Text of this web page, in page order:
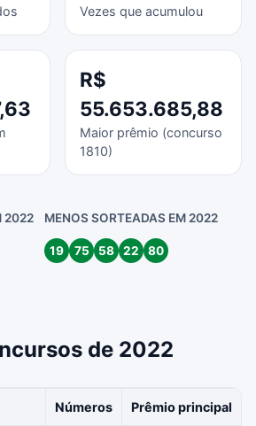
Vezes que acumulou
R$
55.653.685,88
Maior prêmio (concurso
1810)
2022 MENOS SORTEADAS EM 2022
19 75 58 22 80
de 2022
Números Prêmio principal